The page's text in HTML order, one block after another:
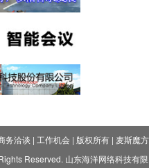
务洽谈 | 工作机会| 版权所有| 麦斯魔方
Reserved. 山东海洋网络科技有限